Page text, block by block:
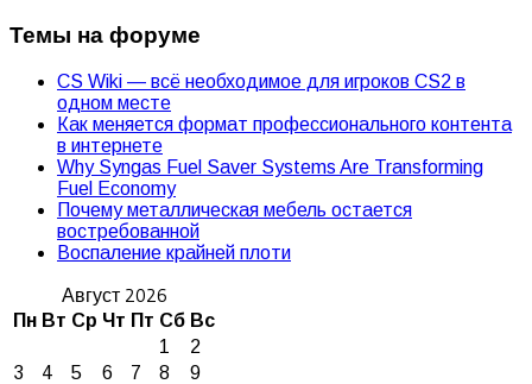
Темы на форуме
CS Wiki — всё необходимое для игроков CS2 в
одном месте
Как меняется формат профессионального контента
в интернете
Why Syngas Fuel Saver Systems Are Transforming
Fuel Economy
Почему металлическая мебель остается
востребованной
Воспаление крайней плоти
Август 2026
Пн Вт Ср Чт Пт Сб Вс
1
2
3
4 5 6 7 8
9